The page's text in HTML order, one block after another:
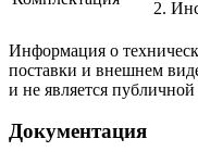
2.
Информация о
поставки и внешнем
и не является
Документация